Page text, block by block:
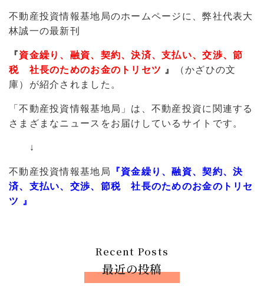
不動産投資情報基地局のホームページに、弊社代表大
林誠一の最新刊
『資金繰り、融資、契約、決済、支払い、交渉、節
税 社長のためのお金のトリセツ
』
（かざひの文
庫）が紹介されました。
「不動産投資情報基地局」は、不動産投資に関連する
さまざまなニュースをお届けしているサイトです。
↓
不動産投資情報基地局
『資金繰り、融資、契約、決
済、支払い、交渉、節税 社長のためのお金のトリセ
ツ
』
Recent Posts
最近の投稿